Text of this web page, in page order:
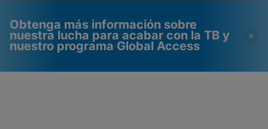
Obtenga más información sobre
nuestra lucha para acabar con la TB y
nuestro programa Global Access